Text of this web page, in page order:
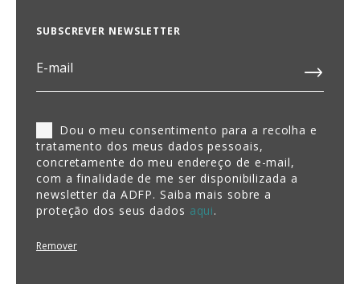
SUBSCREVER NEWSLETTER
Dou o meu consentimento para a recolha e
tratamento dos meus dados pessoais,
concretamente do meu endereço de e-mail,
com a finalidade de me ser disponibilizada a
newsletter da ADFP. Saiba mais sobre a
proteção dos seus dados aqui.
Remover